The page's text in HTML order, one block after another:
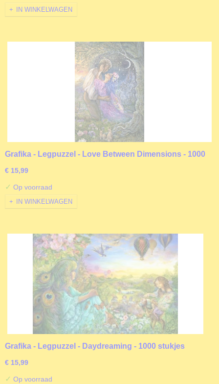
IN WINKELWAGEN
Grafika - Legpuzzel - Love Between Dimensions - 1000
€ 15,99
✓ Op voorraad
IN WINKELWAGEN
Grafika - Legpuzzel - Daydreaming - 1000 stukjes
€ 15,99
✓ Op voorraad